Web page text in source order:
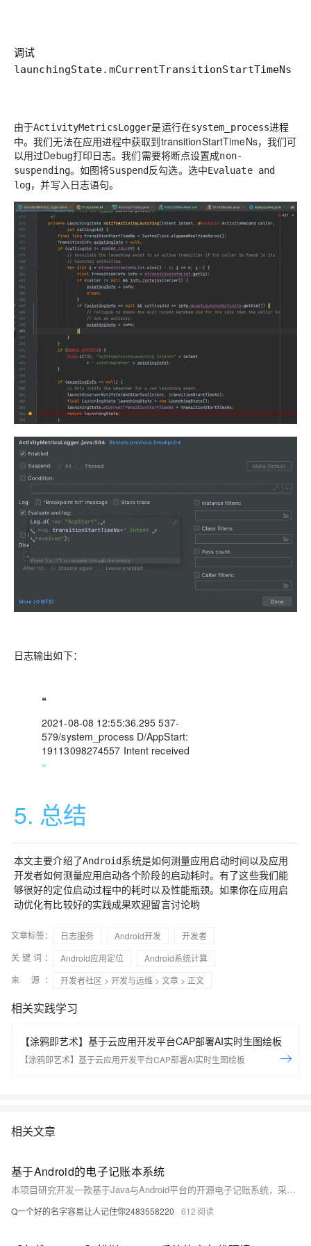
调试
launchingState.mCurrentTransitionStartTimeNs
由于ActivityMetricsLogger是运行在system_process进程
中。我们无法在应用进程中获取到transitionStartTimeNs，我们可
以用过Debug打印日志。我们需要将断点设置成non-
suspending。如图将Suspend反勾选。选中Evaluate and
log，并写入日志语句。
日志输出如下：
❝
2021-08-08 12:55:36.295 537-
579/system_process D/AppStart:
19113098274557 Intent received
❞
5. 总结
本文主要介绍了Android系统是如何测量应用启动时间以及应用
开发者如何测量应用启动各个阶段的启动耗时。有了这些我们能
够很好的定位启动过程中的耗时以及性能瓶颈。如果你在应用启
动优化有比较好的实践成果欢迎留言讨论哟
文章标签： 日志服务 Android开发
开发者
关键词：
Android应用定位
Android系统计算
来 源：
开发者社区 > 开发与运维 > 文章 > 正文
相关实践学习
【涂鸦即艺术】基于云应用开发平台CAP部署AI实时生图绘板
【涂鸦即艺术】基于云应用开发平台CAP部署AI实时生图绘板
相关文章
基于Android的电子记账本系统
本项目研究开发一款基于Java与Android平台的开源电子记账系统，采用SQLite数据库和Gradle工具，实现高效、安全、便捷的个人财务管理，顺应数字化转型趋势。
Q一个好的名字容易让人记住你2483558220 612